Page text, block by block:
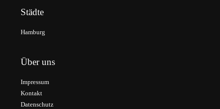
Städte
Hamburg
Über uns
Impressum
Kontakt
Datenschutz